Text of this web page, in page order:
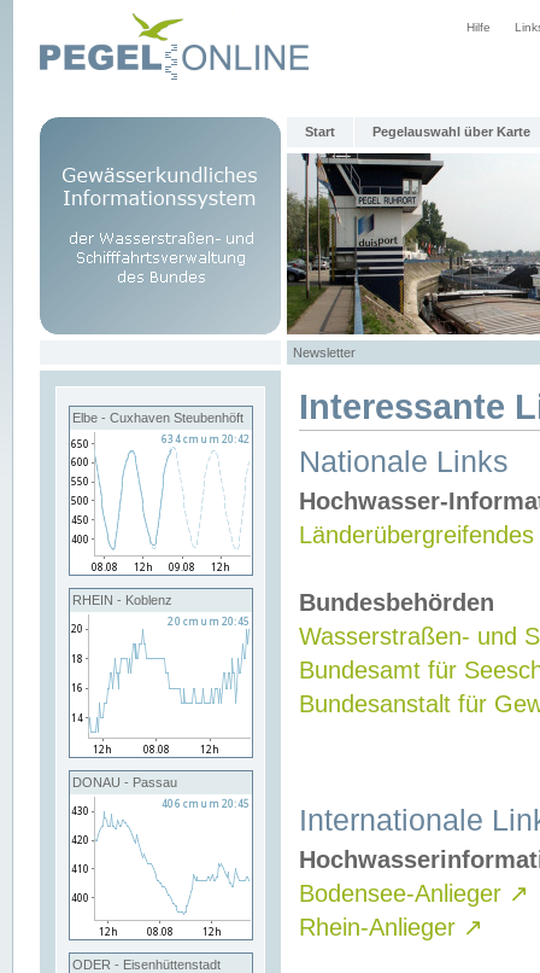
Hilfe
Start Pegelauswahl über Karte
Newsletter
Elbe - Cuxhaven Steubenhöft
RHEIN - Koblenz
DONAU - Passau
ODER - Eisenhüttenstadt
Interessante
Nationale Links
Hochwasser-
Bundesbehörden
Wasserstraßen- und
Bundesamt für
Bundesanstalt für
Internationale
Bodensee-Anlieger ↗
Rhein-Anlieger ↗